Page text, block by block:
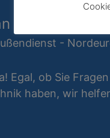
-
Egal, ob Sie
haben, wir